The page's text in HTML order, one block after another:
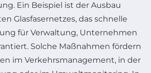
Ein Beispiel ist der Ausbau
Glasfasernetzes, das schnelle
für Verwaltung, Unternehmen
Solche Maßnahmen fördern
im Verkehrsmanagement, in der